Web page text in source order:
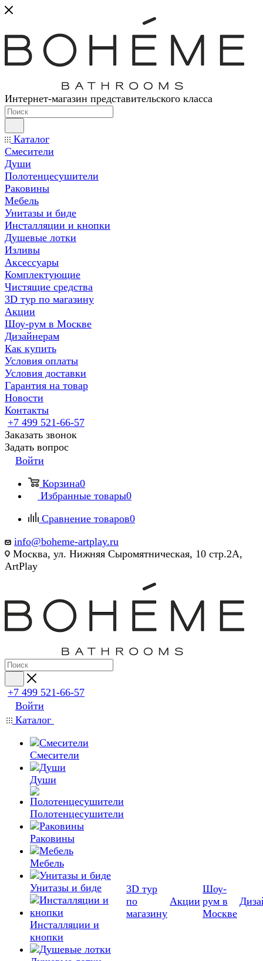
Интернет-магазин представительского класса
Каталог
Смесители
Души
Полотенцесушители
Раковины
Мебель
Унитазы и биде
Инсталляции и кнопки
Душевые лотки
Изливы
Аксессуары
Комплектующие
Чистящие средства
3D тур по магазину
Акции
Шоу-рум в Москве
Дизайнерам
Как купить
Условия оплаты
Условия доставки
Гарантия на товар
Новости
Контакты
+7 499 521-66-57
Заказать звонок
Задать вопрос
Войти
Корзина0
Избранные товары0
Сравнение товаров0
info@boheme-artplay.ru
Москва, ул. Нижняя Сыромятническая, 10 стр.2А,
ArtPlay
+7 499 521-66-57
Войти
Каталог
Смесители
Души
Полотенцесушители
Раковины
Мебель
Унитазы и биде
Инсталляции и
кнопки
3D тур
по
магазину
Акции
Шоу-
рум в
Москве